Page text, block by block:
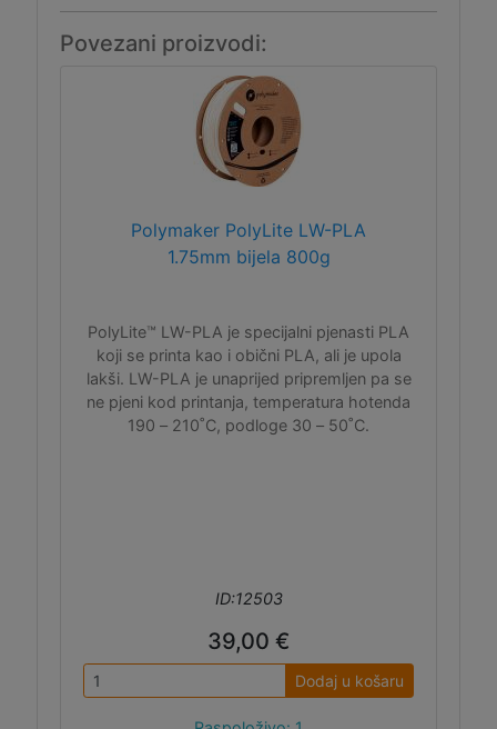
Povezani proizvodi:
Polymaker PolyLite LW-PLA
1.75mm bijela 800g
PolyLite™ LW-PLA je specijalni pjenasti PLA
koji se printa kao i obični PLA, ali je upola
lakši. LW-PLA je unaprijed pripremljen pa se
ne pjeni kod printanja, temperatura hotenda
190 – 210˚C, podloge 30 – 50˚C.
ID:12503
39,00 €
Dodaj u košaru